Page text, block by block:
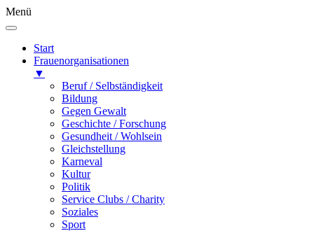
Menü
Start
Frauenorganisationen
▼
Beruf / Selbständigkeit
Bildung
Gegen Gewalt
Geschichte / Forschung
Gesundheit / Wohlsein
Gleichstellung
Karneval
Kultur
Politik
Service Clubs / Charity
Soziales
Sport